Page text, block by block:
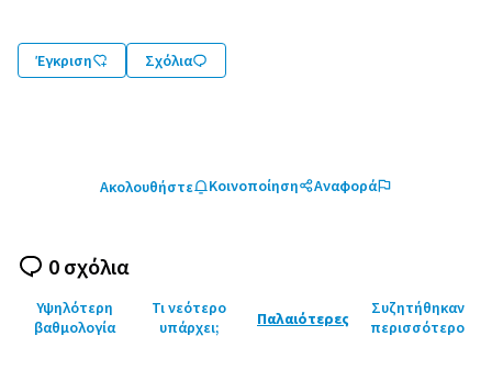
Έγκριση Σχόλια
Ακολουθήστε Κοινοποίηση Αναφορά
0 σχόλια
Υψηλότερη
βαθμολογία
Τι νεότερο
υπάρχει;
Παλαιότερες
Συζητήθηκαν
περισσότερο